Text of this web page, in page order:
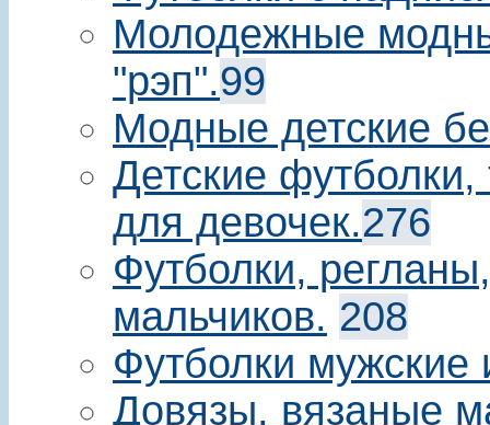
Молодежные
"рэп".99
Модные детские
Детские
для девочек.276
Футболки,
мальчиков. 208
Футболки мужские
Довязы, вязаные